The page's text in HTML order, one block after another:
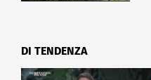
DI TENDENZA